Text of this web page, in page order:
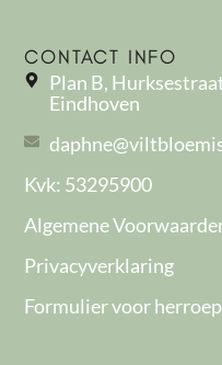
CONTACT INFO
Plan B,
Eindhoven
Kvk: 53295900
Algemene
Privacyverklaring
Formulier voor